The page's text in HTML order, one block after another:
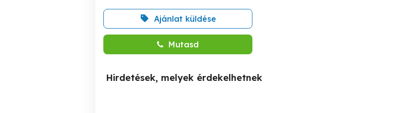
Ajánlat küldése
Mutasd
Hirdetések, melyek érdekelhetnek